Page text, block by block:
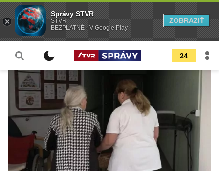
24
Správy STVR
STVR
BEZPLATNÉ - V Google Play
ZOBRAZIŤ